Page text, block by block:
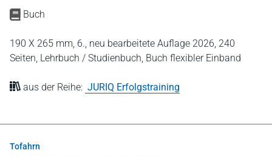
Buch
190 X 265 mm, 6., neu bearbeitete Auflage 2026, 240
Seiten, Lehrbuch / Studienbuch, Buch flexibler Einband
aus der Reihe: JURIQ Erfolgstraining
Tofahrn